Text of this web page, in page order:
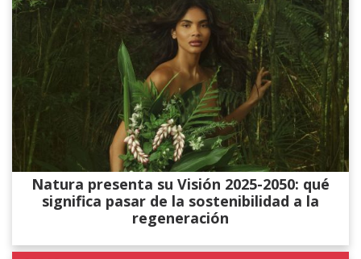
Natura presenta su Visión 2025-2050: qué
significa pasar de la sostenibilidad a la
regeneración